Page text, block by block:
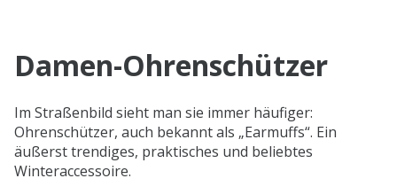
Damen-Ohrenschützer
Im Straßenbild sieht man sie immer häufiger:
Ohrenschützer, auch bekannt als „Earmuffs“. Ein
äußerst trendiges, praktisches und beliebtes
Winteraccessoire.